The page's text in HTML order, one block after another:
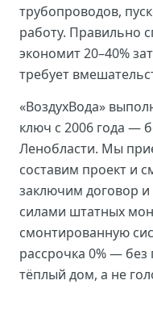
трубопроводов,
работу. Правильно
экономит 20–40%
требует
«ВоздухВода»
ключ с 2006 года —
Ленобласти. Мы
составим проект и
заключим договор
силами штатных
смонтированную
рассрочка 0% — без
тёплый дом, а не